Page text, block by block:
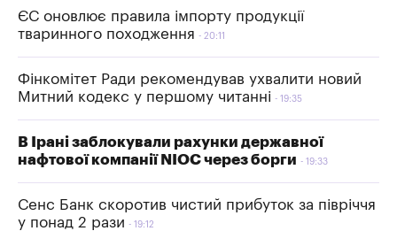
ЄС оновлює правила імпорту продукції
тваринного походження
20:11
Фінкомітет Ради рекомендував ухвалити новий
Митний кодекс у першому читанні
19:35
В Ірані заблокували рахунки державної
нафтової компанії NIOC через борги
19:33
Сенс Банк скоротив чистий прибуток за півріччя
у понад 2 рази
19:12